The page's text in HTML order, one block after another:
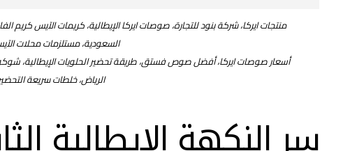
منتجات ايركا، شركة بنود للتجارة، صوصات ايركا الإيطالية، كريمات الآيس كريم
السعودية، مستلزمات محلات
أسعار صوصات ايركا، أفضل صوص فستق، طريقة تحضير الحلويات الإيطالية،
الرياض، خلطات سريعة